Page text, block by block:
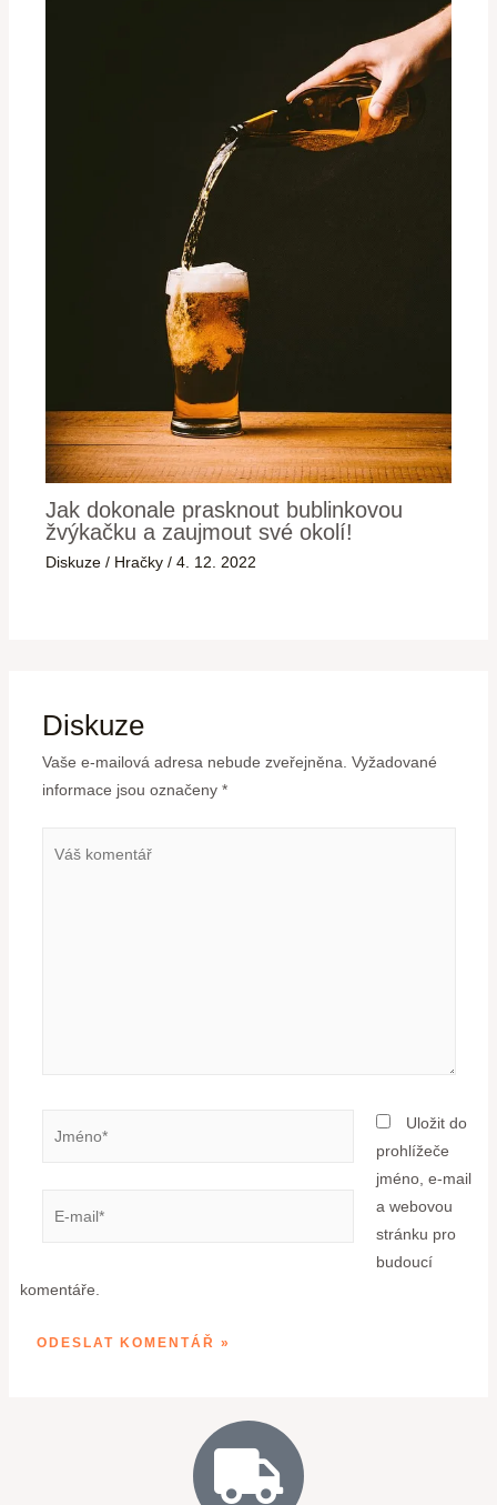
Jak dokonale prasknout bublinkovou
žvýkačku a zaujmout své okolí!
Diskuze / Hračky /4. 12. 2022
Diskuze
Vaše e-mailová adresa nebude zveřejněna. Vyžadované
informace jsou označeny *
Uložit do
prohlížeče
jméno, e-mail
a webovou
stránku pro
budoucí
komentáře.